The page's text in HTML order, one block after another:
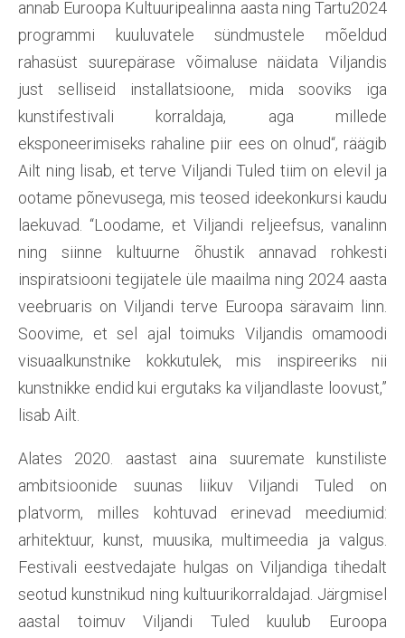
annab Euroopa Kultuuripealinna aasta ning Tartu2024
programmi kuuluvatele sündmustele mõeldud
rahasüst suurepärase võimaluse näidata Viljandis
just selliseid installatsioone, mida sooviks iga
kunstifestivali korraldaja, aga millede
eksponeerimiseks rahaline piir ees on olnud“, räägib
Ailt ning lisab, et terve Viljandi Tuled tiim on elevil ja
ootame põnevusega, mis teosed ideekonkursi kaudu
laekuvad. “Loodame, et Viljandi reljeefsus, vanalinn
ning siinne kultuurne õhustik annavad rohkesti
inspiratsiooni tegijatele üle maailma ning 2024 aasta
veebruaris on Viljandi terve Euroopa säravaim linn.
Soovime, et sel ajal toimuks Viljandis omamoodi
visuaalkunstnike kokkutulek, mis inspireeriks nii
kunstnikke endid kui ergutaks ka viljandlaste loovust,”
lisab Ailt.
Alates 2020. aastast aina suuremate kunstiliste
ambitsioonide suunas liikuv Viljandi Tuled on
platvorm, milles kohtuvad erinevad meediumid:
arhitektuur, kunst, muusika, multimeedia ja valgus.
Festivali eestvedajate hulgas on Viljandiga tihedalt
seotud kunstnikud ning kultuurikorraldajad. Järgmisel
aastal toimuv Viljandi Tuled kuulub Euroopa